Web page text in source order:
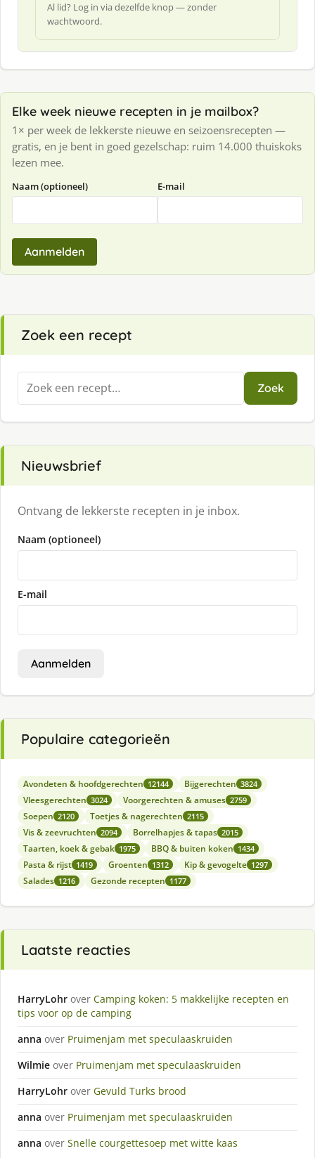
Al lid? Log in via dezelfde knop — zonder
wachtwoord.
Elke week nieuwe recepten in je mailbox?
1× per week de lekkerste nieuwe en seizoensrecepten —
gratis, en je bent in goed gezelschap: ruim 14.000 thuiskoks
lezen mee.
Naam (optioneel) E-mail
Aanmelden
Zoek een recept
Zoeken
naar:
Zoek
Nieuwsbrief
Ontvang de lekkerste recepten in je inbox.
Naam (optioneel)
E-mail
Aanmelden
Populaire categorieën
Avondeten & hoofdgerechten 12144 Bijgerechten 3824
Vleesgerechten 3024 Voorgerechten & amuses 2759
Soepen 2120 Toetjes & nagerechten 2115
Vis & zeevruchten 2094 Borrelhapjes & tapas 2015
Taarten, koek & gebak 1975 BBQ & buiten koken 1434
Pasta & rijst 1419 Groenten 1312 Kip & gevogelte 1297
Salades 1216 Gezonde recepten 1177
Laatste reacties
HarryLohr over Camping koken: 5 makkelijke recepten en
tips voor op de camping
anna over Pruimenjam met speculaaskruiden
Wilmie over Pruimenjam met speculaaskruiden
HarryLohr over Gevuld Turks brood
anna over Pruimenjam met speculaaskruiden
anna over Snelle courgettesoep met witte kaas